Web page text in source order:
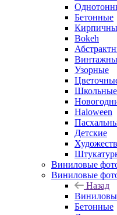
Бетонные
Bokeh
Узорные
Школьные
Haloween
Детские
Виниловые
Виниловые
Назад
Бетонные